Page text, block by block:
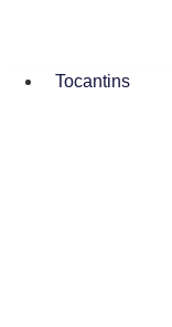
Tocantins